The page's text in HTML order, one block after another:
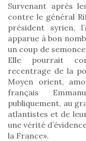
Survenant après
contre le général
président syrien,
apparue à bon
un coup de
Elle pourrait
recentrage de la
Moyen orient,
français
publiquement, au
atlantistes et de
une vérité
la France».